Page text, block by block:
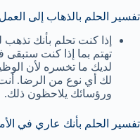
تفسير الحلم بالذهاب إلى
إذا كنت تحلم بأنك تذهب
تهتم بما إذا كنت ستبقى
لديك ما تخسره لأن
لك أي نوع من الرضا.
ورؤسائك يلاحظون ذلك.
تفسير الحلم بأنك عاري في